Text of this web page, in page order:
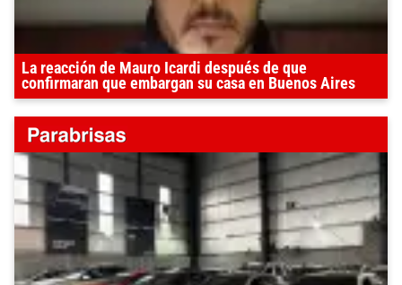
La reacción de Mauro Icardi después de que
confirmaran que embargan su casa en Buenos Aires